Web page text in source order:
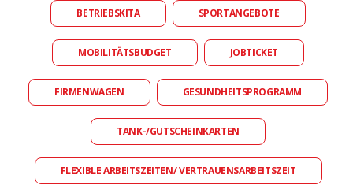
BETRIEBSKITA SPORTANGEBOTE
MOBILITÄTSBUDGET JOBTICKET
FIRMENWAGEN GESUNDHEITSPROGRAMM
TANK-/GUTSCHEINKARTEN
FLEXIBLE ARBEITSZEITEN/ VERTRAUENSARBEITSZEIT